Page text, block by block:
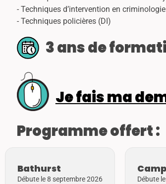
- Techniques d’intervention en
- Techniques policières (DI)
3 ans de
Je fais ma
Programme offert :
Bathurst
Débute le 8 septembre 2026 Débute